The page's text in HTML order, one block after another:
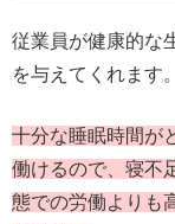
従業員が健康的な
を与えてくれます。
十分な睡眠時間が
働けるので、寝不
態での労働よりも